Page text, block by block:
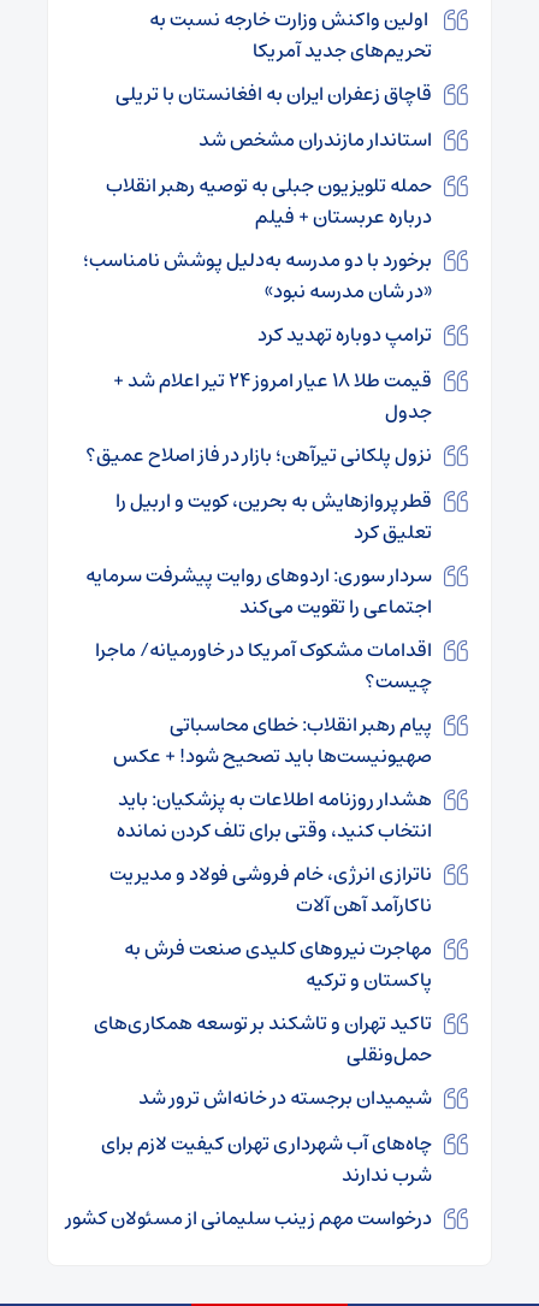
اولین واکنش وزارت خارجه نسبت به
تحریم‌های جدید آمریکا
قاچاق زعفران ایران به افغانستان با تریلی
استاندار مازندران مشخص شد
حمله تلویزیون جبلی به توصیه رهبر انقلاب
درباره عربستان + فیلم
برخورد با دو مدرسه به‌دلیل پوشش نامناسب؛
«در شان مدرسه نبود»
ترامپ دوباره تهدید کرد
قیمت طلا ۱۸ عیار امروز ۲۴ تیر اعلام شد +
جدول
نزول پلکانی تیرآهن؛ بازار در فاز اصلاح عمیق؟
قطر پروازهایش به بحرین، کویت و اربیل را
تعلیق کرد
سردار سوری: اردوهای روایت پیشرفت سرمایه
اجتماعی را تقویت می‌کند
اقدامات مشکوک آمریکا در خاورمیانه/ ماجرا
چیست؟
پیام رهبر انقلاب: خطای محاسباتی
صهیونیست‌ها باید تصحیح شود! + عکس
هشدار روزنامه اطلاعات به پزشکیان: باید
انتخاب کنید، وقتی برای تلف کردن نمانده
ناترازی انرژی، خام‌ فروشی فولاد و مدیریت
ناکارآمد آهن آلات
مهاجرت نیروهای کلیدی صنعت فرش به
پاکستان و ترکیه
تاکید تهران و تاشکند بر توسعه همکاری‌های
حمل‌ونقلی
شیمیدان برجسته در خانه‌اش ترور شد
چاه‌های آب شهرداری تهران کیفیت لازم برای
شرب ندارند
درخواست مهم زینب سلیمانی از مسئولان کشور